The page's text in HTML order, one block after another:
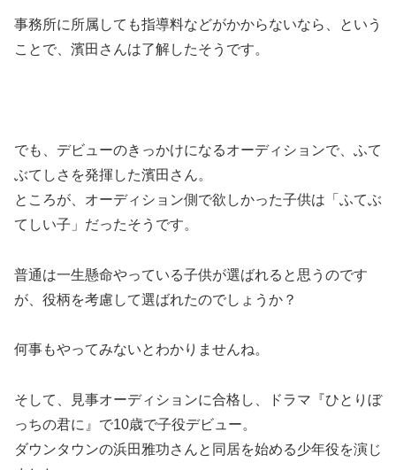
事務所に所属しても指導料などがかからないなら、という
ことで、濱田さんは了解したそうです。
でも、デビューのきっかけになるオーディションで、ふて
ぶてしさを発揮した濱田さん。
ところが、オーディション側で欲しかった子供は「ふてぶ
てしい子」だったそうです。
普通は一生懸命やっている子供が選ばれると思うのです
が、役柄を考慮して選ばれたのでしょうか？
何事もやってみないとわかりませんね。
そして、見事オーディションに合格し、ドラマ『ひとりぼ
っちの君に』で10歳で子役デビュー。
ダウンタウンの浜田雅功さんと同居を始める少年役を演じ